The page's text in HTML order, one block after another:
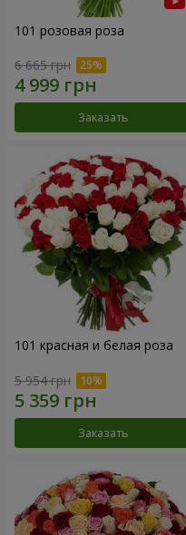
101 розовая роза
6 665 грн
Заказать
101 красная и белая роза
5 954 грн
Заказать